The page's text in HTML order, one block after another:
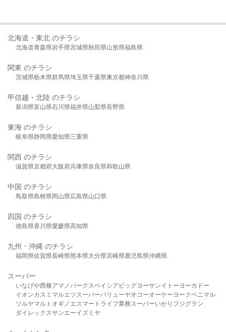
北海道・東北 のチラシ
北海道青森県岩手県宮城県秋田県山形県福島県
関東 のチラシ
茨城県栃木県群馬県埼玉県千葉県東京都神奈川県
甲信越・北陸 のチラシ
新潟県富山県石川県福井県山梨県長野県
東海 のチラシ
岐阜県静岡県愛知県三重県
関西 のチラシ
滋賀県京都府大阪府兵庫県奈良県和歌山県
中国 のチラシ
鳥取県島根県岡山県広島県山口県
四国 のチラシ
徳島県香川県愛媛県高知県
九州・沖縄 のチラシ
福岡県佐賀県長崎県熊本県大分県宮崎県鹿児島県沖縄県
スーパー
いなげや西條アマノパークスベイシア ビッグヨーサンイトーヨーカドー
イオンカスミ マルエツスーパーバリューヤオコーオーケー ヨークベニマル
ツルヤマルト オギノ エスマート ライフ業務スーパーいかり フジグラン
ダイレックスサンエーイズミヤ